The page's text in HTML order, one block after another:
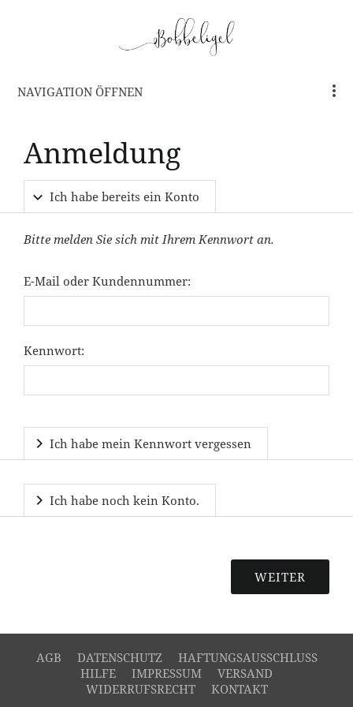
NAVIGATION ÖFFNEN
Anmeldung
Ich habe bereits ein Konto
Bitte melden Sie sich mit Ihrem Kennwort an.
E-Mail oder Kundennummer:
Kennwort:
Ich habe mein Kennwort vergessen
Ich habe noch kein Konto.
AGB DATENSCHUTZ
HAFTUNGSAUSSCHLUSS
HILFE
IMPRESSUM
VERSAND
WIDERRUFSRECHT
KONTAKT